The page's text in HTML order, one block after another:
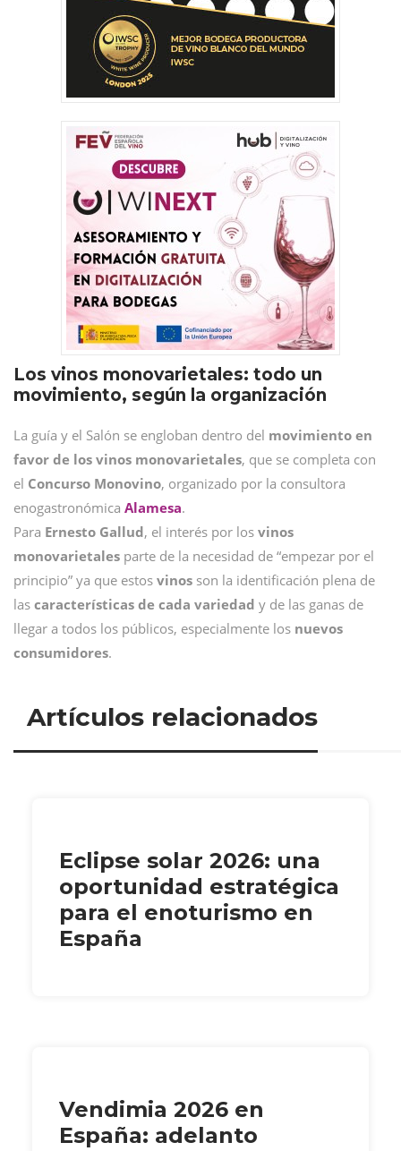
Los vinos monovarietales: todo un
movimiento, según la organización
La guía y el Salón se engloban dentro del movimiento en
favor de los vinos monovarietales, que se completa con
el Concurso Monovino, organizado por la consultora
enogastronómica Alamesa.
Para Ernesto Gallud, el interés por los vinos
monovarietales parte de la necesidad de “empezar por el
principio” ya que estos vinos son la identificación plena de
las características de cada variedad y de las ganas de
llegar a todos los públicos, especialmente los nuevos
consumidores.
Artículos relacionados
Eclipse solar 2026: una
oportunidad estratégica
para el enoturismo en
España
Vendimia 2026 en
España: adelanto